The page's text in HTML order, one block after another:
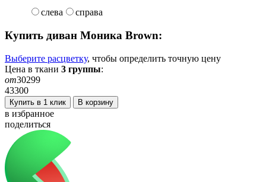
слева справа
Купить диван Моника Brown:
Выберите расцветку, чтобы определить точную цену
Цена в ткани 3 группы:
от30299
43300
Купить в 1 клик В корзину
в избранное
поделиться